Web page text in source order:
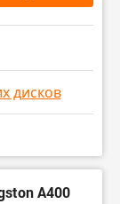
дисков
A400